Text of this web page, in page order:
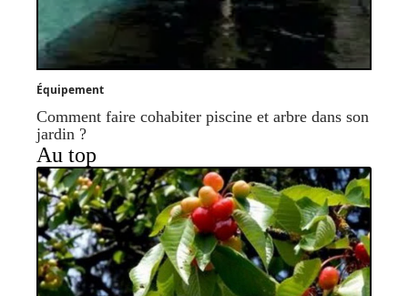
Équipement
Comment faire cohabiter piscine et arbre dans son
jardin ?
Au top